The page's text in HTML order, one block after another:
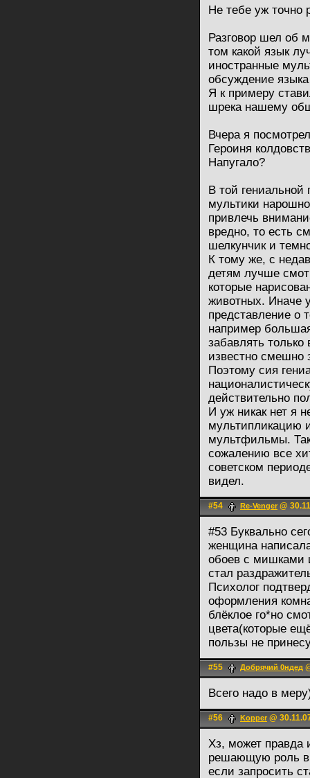
Не тебе уж точно
Разговор шел об
том какой язык
иностранные
обсуждение языка
Я к примеру
шрека нашему
Вчера я
Героиня
Напугало?
В той гениальной
мультики
привлечь
вредно, то есть
шелкунчик и
К тому же, с
детям лучше
которые
животных. Иначе
представление о
например
забавлять
известно смешно
Поэтому сия
действительно
И уж никак нет я
мультипликацию
мультфильмы.
сожалению все
советском
видел.
#54 Re-Venger @
#53 Буквально
женщина
обоев с мишками
стал
Психолог
оформления
блёклое го*но
цвета(которые
пользы не
#55 Добрячий 0ндед
Всего надо в
#56 Kopper @
Хз, может правда
решающую роль в
если запросить